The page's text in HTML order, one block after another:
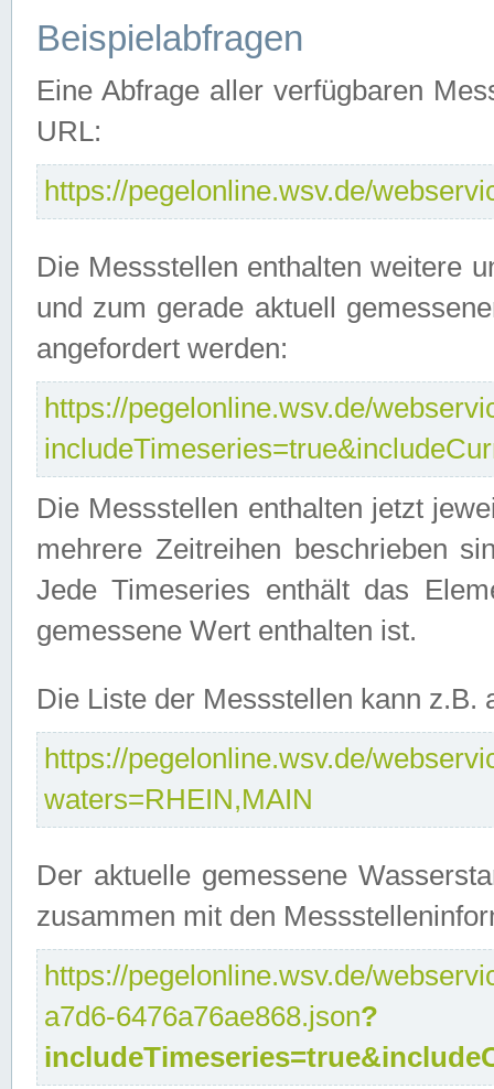
Beispielabfragen
Eine Abfrage aller verfügbaren
URL:
https://pegelonline.wsv.de/
Die Messstellen enthalten weitere
und zum gerade aktuell
angefordert werden:
https://pegelonline.wsv.de/
Die Messstellen enthalten jetzt
mehrere Zeitreihen beschrieben
Jede Timeseries enthält das
gemessene Wert enthalten ist.
Die Liste der Messstellen kann
https://pegelonline.wsv.de/
waters=RHEIN,MAIN
Der aktuelle gemessene
zusammen mit den
https://pegelonline.wsv.de/
a7d6-6476a76ae868.json?